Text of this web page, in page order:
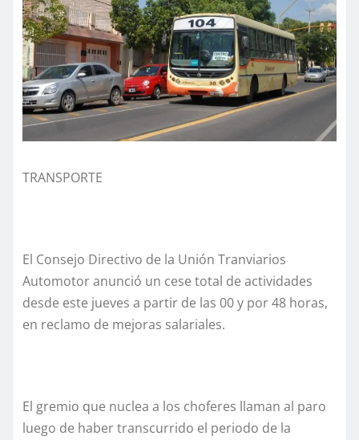
TRANSPORTE
El Consejo Directivo de la Unión Tranviarios
Automotor anunció un cese total de actividades
desde este jueves a partir de las 00 y por 48 horas,
en reclamo de mejoras salariales.
El gremio que nuclea a los choferes llaman al paro
luego de haber transcurrido el periodo de la